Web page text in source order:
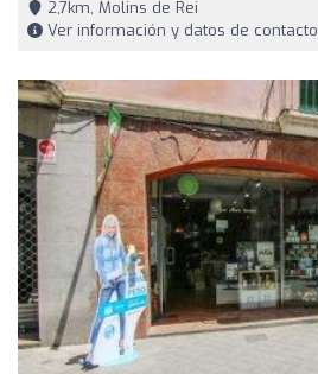
2,7km, Molins de Rei
Ver información y datos de contacto